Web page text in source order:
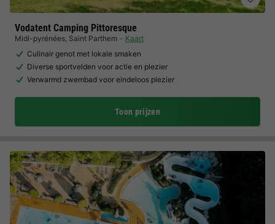
Vodatent Camping Pittoresque
Midi-pyrénées, Saint Parthem
Kaart
Culinair genot met lokale smaken
Diverse sportvelden voor actie en plezier
Verwarmd zwembad voor eindeloos plezier
Toon prijzen